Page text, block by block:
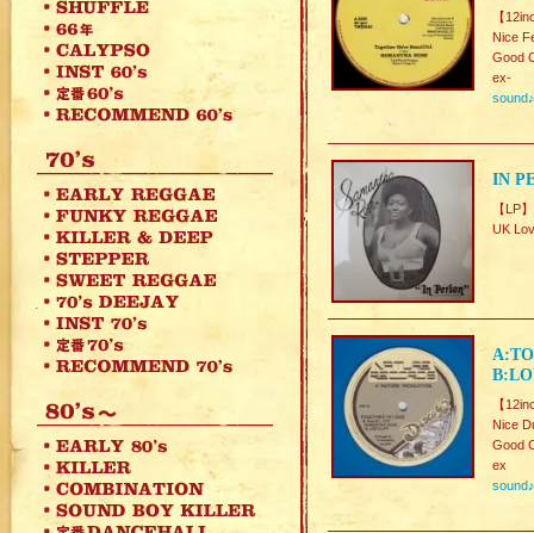
【
Nice
Good
ex-
sound♪
IN
【LP】
UK
【
Nice
Good
ex
sound♪